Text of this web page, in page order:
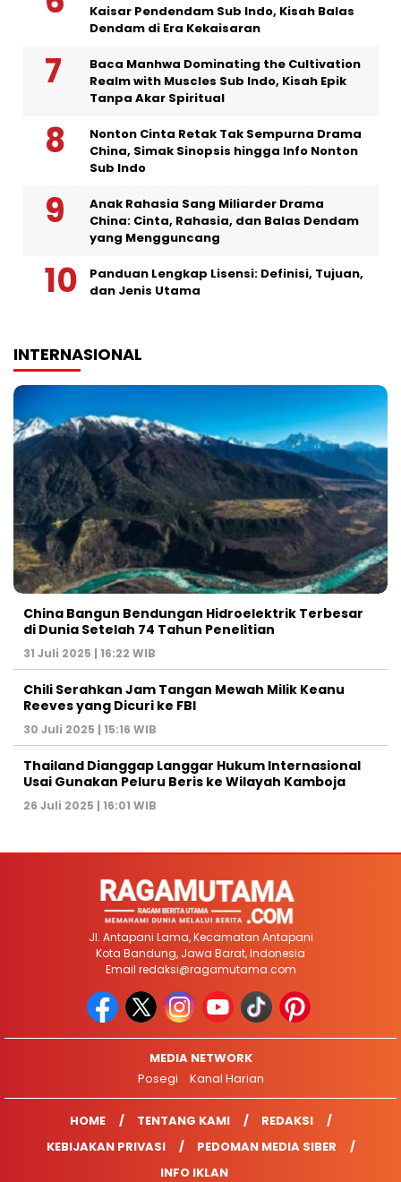
Kaisar Pendendam Sub Indo, Kisah Balas
Dendam di Era Kekaisaran
Baca Manhwa Dominating the Cultivation
Realm with Muscles Sub Indo, Kisah Epik
Tanpa Akar Spiritual
Nonton Cinta Retak Tak Sempurna Drama
China, Simak Sinopsis hingga Info Nonton
Sub Indo
Anak Rahasia Sang Miliarder Drama
China: Cinta, Rahasia, dan Balas Dendam
yang Mengguncang
Panduan Lengkap Lisensi: Definisi, Tujuan,
dan Jenis Utama
INTERNASIONAL
China Bangun Bendungan Hidroelektrik Terbesar
di Dunia Setelah 74 Tahun Penelitian
31 Juli 2025 | 16:22 WIB
Chili Serahkan Jam Tangan Mewah Milik Keanu
Reeves yang Dicuri ke FBI
30 Juli 2025 | 15:16 WIB
Thailand Dianggap Langgar Hukum Internasional
Usai Gunakan Peluru Beris ke Wilayah Kamboja
26 Juli 2025 | 16:01 WIB
Jl. Antapani Lama, Kecamatan Antapani
Kota Bandung, Jawa Barat, Indonesia
Email redaksi@ragamutama.com
MEDIA NETWORK
Posegi
Kanal Harian
HOME TENTANG KAMI
REDAKSI
KEBIJAKAN PRIVASI
PEDOMAN MEDIA SIBER
INFO IKLAN